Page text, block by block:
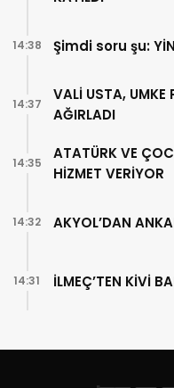
Şimdi soru şu:
14:38
VALİ USTA, UMKE
AĞIRLADI
14:37
ATATÜRK VE
HİZMET VERİYOR
14:35
AKYOL’DAN
14:32
İLMEÇ’TEN KİVİ
14:31